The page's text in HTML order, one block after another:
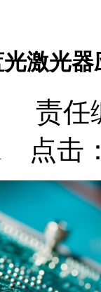
激光
责
点击